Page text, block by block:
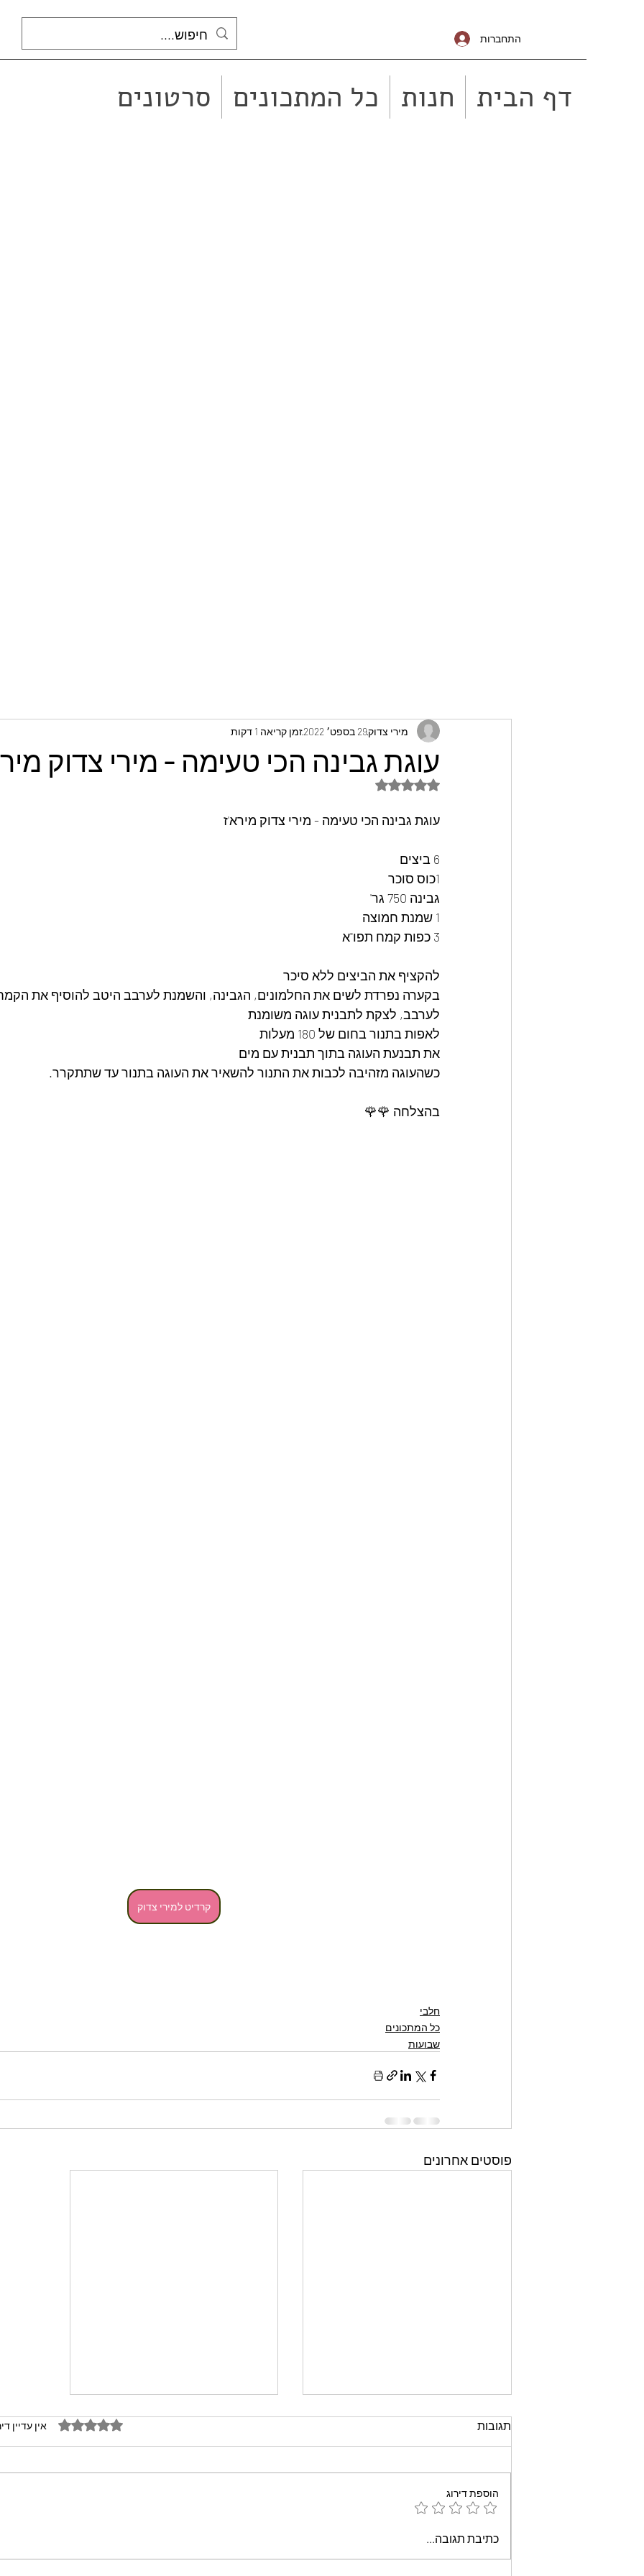
התחברות
דף הבית חנות כל המתכונים סרטונים
עוגת גבינה הכי טעימה - מירי צדוק
מירי צדוק29 בספט׳ 2022 זמן קריאה 1 דקות
דירוג של NaN מתוך 5 כוכבים
עוגת גבינה הכי טעימה - מירי צדוק מירא'ז
6 ביצים
1כוס סוכר
גבינה 750 גר'
1 שמנת חמוצה
3 כפות קמח תפו"א
להקציף את הביצים ללא סיכר
בקערה נפרדת לשים את החלמונים, הגבינה, והשמנת לערבב היטב להוסיף את
לערבב, לצקת לתבנית עוגה משומנת
לאפות בתנור בחום של 180 מעלות
את תבנעת העוגה בתוך תבנית עם מים
כשהעוגה מזהיבה לכבות את התנור להשאיר את העוגה בתנור עד שתתקרר.
בהצלחה 🌹🌹
קרדיט למירי צדוק
חלבי
כל המתכונים
שבועות
פוסטים אחרונים
עוגת שוקולד קלה וממכרת
תגובות דירוג של 0 מתוך 5 כוכבים אין עדיין
הוספת דירוג
כתיבת תגובה...